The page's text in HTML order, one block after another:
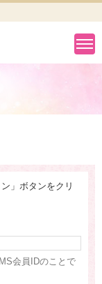
」ボタンをクリ
会員IDのことで